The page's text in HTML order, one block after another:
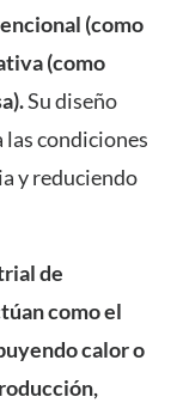
(como
(como
Su diseño
condiciones
y reduciendo
de
como el
calor o